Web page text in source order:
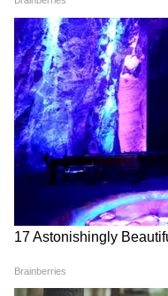
2019: दो फिल्में, मिला
Bharat (2019)
रिलीज: 5 जून 2019
भारत नेट: ₹180.05
वर्ल्डवाइड: ₹211.07
फैसला: Semi-Hit